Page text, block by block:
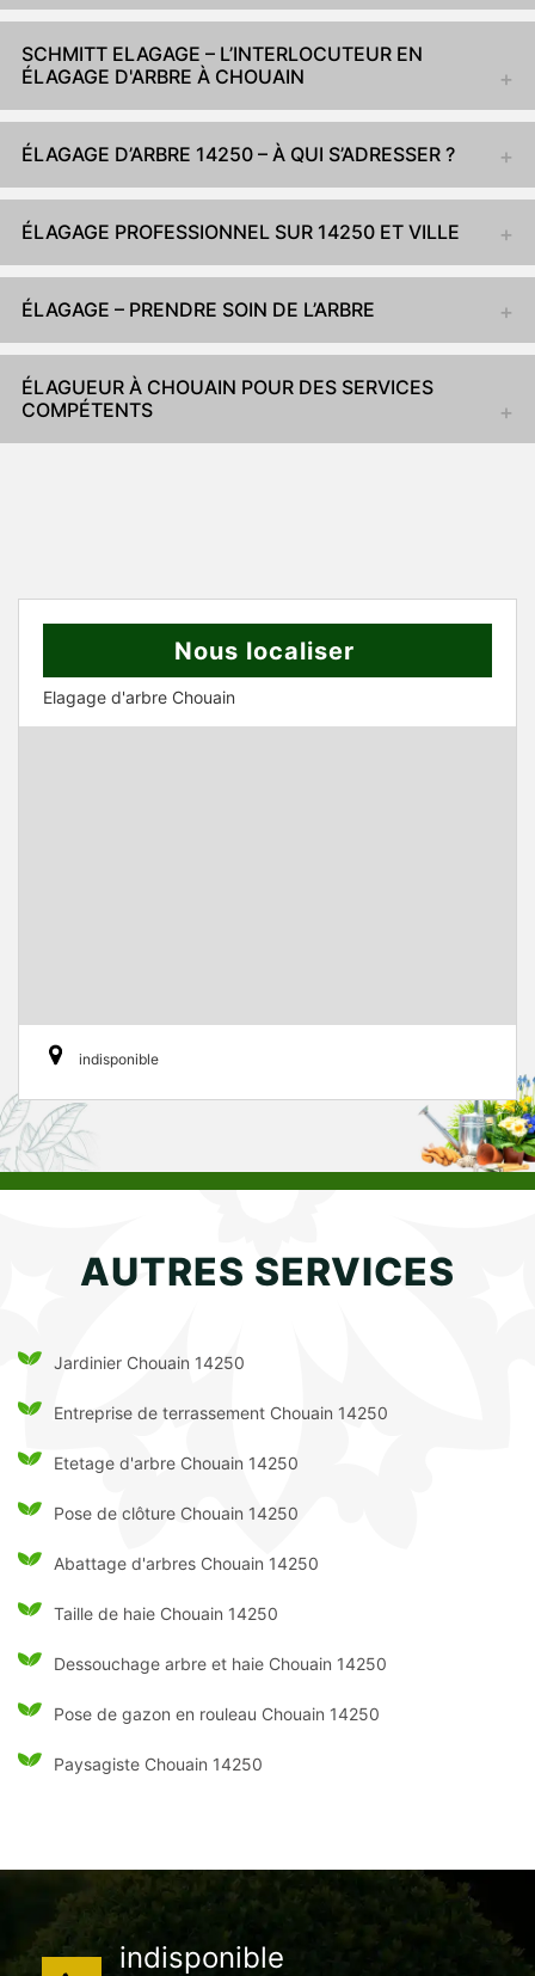
SCHMITT ELAGAGE – L’INTERLOCUTEUR EN
ÉLAGAGE D'ARBRE À CHOUAIN
ÉLAGAGE D’ARBRE 14250 – À QUI S’ADRESSER ?
ÉLAGAGE PROFESSIONNEL SUR 14250 ET VILLE
ÉLAGAGE – PRENDRE SOIN DE L’ARBRE
ÉLAGUEUR À CHOUAIN POUR DES SERVICES
COMPÉTENTS
Nous localiser
Elagage d'arbre Chouain
indisponible
AUTRES SERVICES
Jardinier Chouain 14250
Entreprise de terrassement Chouain 14250
Etetage d'arbre Chouain 14250
Pose de clôture Chouain 14250
Abattage d'arbres Chouain 14250
Taille de haie Chouain 14250
Dessouchage arbre et haie Chouain 14250
Pose de gazon en rouleau Chouain 14250
Paysagiste Chouain 14250
indisponible